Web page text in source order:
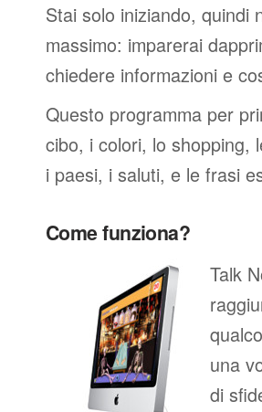
Stai solo iniziando, quindi
massimo: imparerai
chiedere informazioni e
Questo programma per
cibo, i colori, lo shopping,
i paesi, i saluti, e le frasi
Come funziona?
Talk
una
di